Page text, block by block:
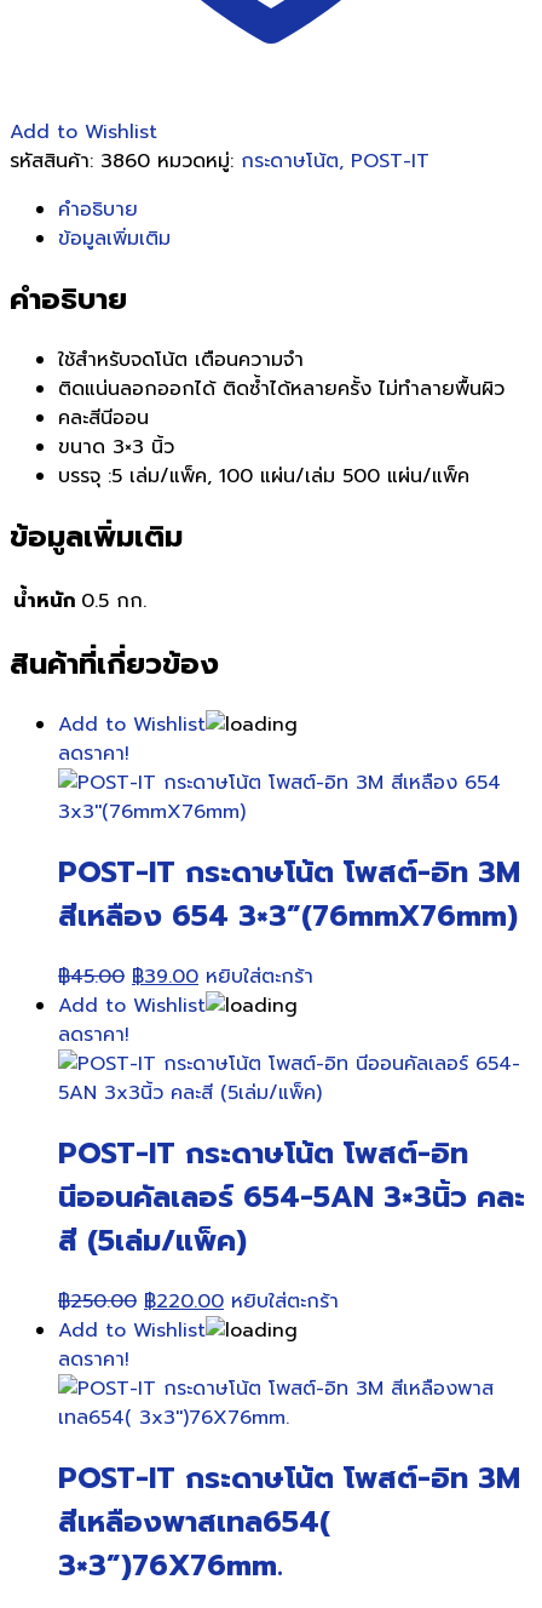
Add to Wishlist
รหัสสินค้า: 3860 หมวดหมู่: กระดาษโน้ต, POST-IT
คำอธิบาย
ข้อมูลเพิ่มเติม
คำอธิบาย
ใช้สำหรับจดโน้ต เตือนความจำ
ติดแน่นลอกออกได้ ติดซ้ำได้หลายครั้ง ไม่ทำลายพื้นผิว
คละสีนีออน
ขนาด 3×3 นิ้ว
บรรจุ :5 เล่ม/แพ็ค, 100 แผ่น/เล่ม 500 แผ่น/แพ็ค
ข้อมูลเพิ่มเติม
น้ำหนัก 0.5 กก.
สินค้าที่เกี่ยวข้อง
Add to Wishlist
ลดราคา!
POST-IT กระดาษโน้ต โพสต์-อิท 3M
สีเหลือง 654 3×3”(76mmX76mm)
฿45.00 Original
price
฿45.00.
฿39.00Current
price
฿39.00.
หยิบใส่ตะกร้า
Add to Wishlist
ลดราคา!
POST-IT กระดาษโน้ต โพสต์-อิท
นีออนคัลเลอร์ 654-5AN 3×3นิ้ว คละ
สี (5เล่ม/แพ็ค)
฿250.00 Original
price
฿250.00.
฿220.00Current
price
฿220.00.
หยิบใส่ตะกร้า
Add to Wishlist
ลดราคา!
POST-IT กระดาษโน้ต โพสต์-อิท 3M
สีเหลืองพาสเทล654(
3×3”)76X76mm.